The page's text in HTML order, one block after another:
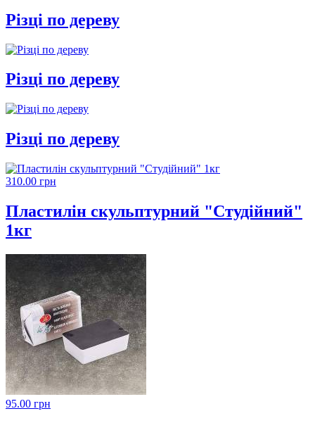
Різці по дереву
Різці по дереву
Різці по дереву
310.00 грн
Пластилін скульптурний "Студійний"
1кг
95.00 грн